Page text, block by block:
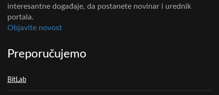
interesantne događaje, da postanete novinar i urednik
portala.
Objavite novost
Preporučujemo
BitLab